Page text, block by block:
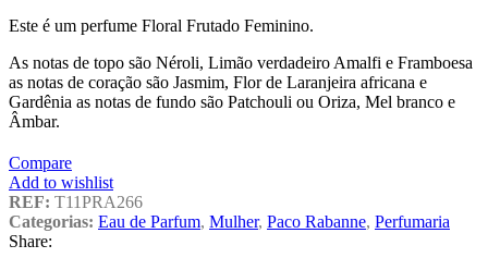
Este é um perfume Floral Frutado Feminino.
As notas de topo são Néroli, Limão verdadeiro Amalfi e Framboesa
as notas de coração são Jasmim, Flor de Laranjeira africana e
Gardênia as notas de fundo são Patchouli ou Oriza, Mel branco e
Âmbar.
Compare
Add to wishlist
REF: T11PRA266
Categorias: Eau de Parfum, Mulher, Paco Rabanne, Perfumaria
Share: